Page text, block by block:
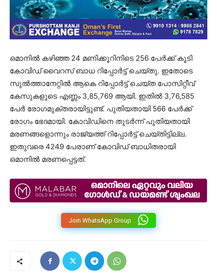
ഒമാനിൽ കഴിഞ്ഞ 24 മണിക്കൂറിനിടെ 256 പേർക്ക് കൂടി
കോവിഡ് വൈറസ് ബാധ റിപ്പോർട്ട് ചെയ്തു. ഇതോടെ
സുൽത്താനേറ്റിൽ ആകെ റിപ്പോർട്ട് ചെയ്ത പോസിറ്റീവ്
കേസുകളുടെ എണ്ണം 3,85,769 ആയി. ഇതിൽ 3,76,585
പേർ രോഗമുക്തരായിട്ടുണ്ട്. പുതിയതായി 566 പേർക്ക്
രോഗം ഭേദമായി. കോവിഡിനെ തുടർന്ന് പുതിയതായി
മരണങ്ങളൊന്നും രാജ്യത്ത് റിപ്പോർട്ട് ചെയ്തിട്ടില്ല.
ഇതുവരെ 4249 പേരാണ് കോവിഡ് ബാധിതരായി
ഒമാനിൽ മരണപ്പെട്ടത്.
Join WhatsApp Group